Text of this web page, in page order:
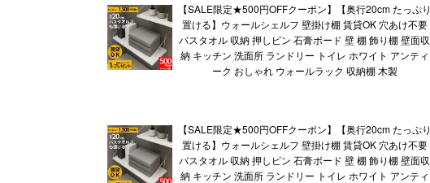
【SALE限定★500円OFFクーポン】【奥行20cm たっぷり
置ける】ウォールシェルフ 壁掛け棚 賃貸OK 穴あけ不要
バスタオル 収納 押しピン 石膏ボード 壁 棚 飾り棚 壁面収
納 キッチン 洗面所 ランドリー トイレ ホワイト アンティ
ーク おしゃれ ウォールラック 収納棚 木製
【SALE限定★500円OFFクーポン】【奥行20cm たっぷり
置ける】ウォールシェルフ 壁掛け棚 賃貸OK 穴あけ不要
バスタオル 収納 押しピン 石膏ボード 壁 棚 飾り棚 壁面収
納 キッチン 洗面所 ランドリー トイレ ホワイト アンティ